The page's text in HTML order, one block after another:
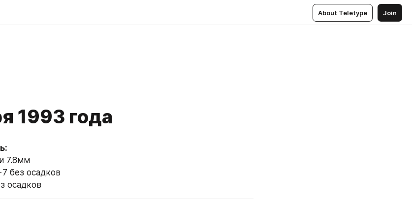
About Teletype Join
1993 года
7.8мм
без осадков
осадков